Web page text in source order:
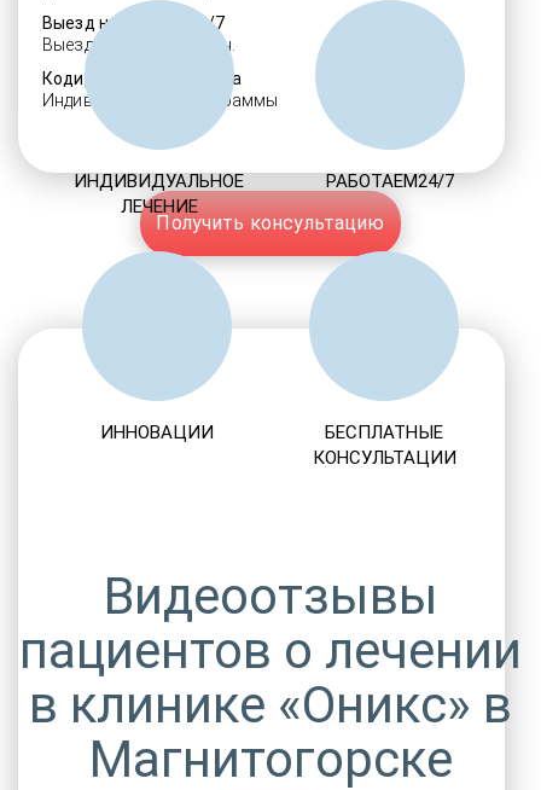
Выезд нарколога 24/7
Выезд в течение 30 мин.
Кодировка алкоголизма
Индивидуальные программы
Получить консультацию
ИНДИВИДУАЛЬНОЕ
ЛЕЧЕНИЕ
РАБОТАЕМ24/7
ИННОВАЦИИ
БЕСПЛАТНЫЕ
КОНСУЛЬТАЦИИ
Видеоотзывы
пациентов о лечении
в клинике «Оникс» в
Магнитогорске